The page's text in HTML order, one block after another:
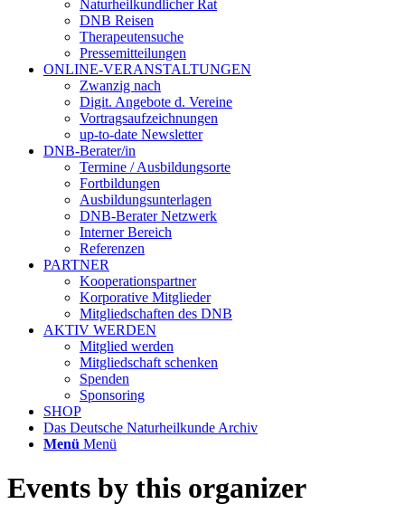
Naturheilkundlicher Rat
DNB Reisen
Therapeutensuche
Pressemitteilungen
ONLINE-VERANSTALTUNGEN
Zwanzig nach
Digit. Angebote d. Vereine
Vortragsaufzeichnungen
up-to-date Newsletter
DNB-Berater/in
Termine / Ausbildungsorte
Fortbildungen
Ausbildungsunterlagen
DNB-Berater Netzwerk
Interner Bereich
Referenzen
PARTNER
Kooperationspartner
Korporative Mitglieder
Mitgliedschaften des DNB
AKTIV WERDEN
Mitglied werden
Mitgliedschaft schenken
Spenden
Sponsoring
SHOP
Das Deutsche Naturheilkunde Archiv
Menü Menü
Events by this organizer